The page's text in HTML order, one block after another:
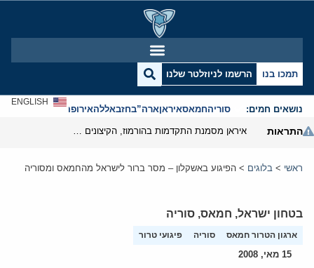
תמכו בנו הרשמו לניוזלטר שלנו
נושאים חמים: סוריהחמאסאיראןארה”בחזבאללהאירופהאנטישמיות
ENGLISH
התראות
ראשי > בלוגים > הפיגוע באשקלון – מסר ברור לישראל מהחמאס ומסוריה
בטחון ישראל, חמאס, סוריה
ארגון הטרור חמאס סוריה פיגועי טרור
15 מאי, 2008